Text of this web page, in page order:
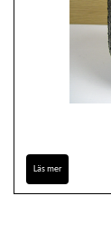
Läs mer